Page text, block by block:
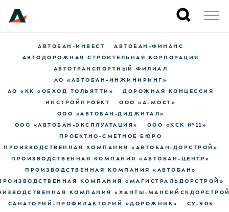
АВТОБАН-ИНВЕСТ АВТОБАН-ФИНАНС
АВТОДОРОЖНАЯ СТРОИТЕЛЬНАЯ КОРПОРАЦИЯ
АВТОТРАНСПОРТНЫЙ ФИЛИАЛ
АО «АВТОБАН-ИНЖИНИРИНГ»
АО «КК «ОБХОД ТОЛЬЯТТИ» ДОРОЖНАЯ КОНЦЕССИЯ
ИНСТРОЙПРОЕКТ ООО «А-МОСТ»
ООО «АВТОБАН-ДИДЖИТАЛ»
ООО «АВТОБАН-ЭКСПЛУАТАЦИЯ» ООО «КСК №11»
ПРОЕКТНО-СМЕТНОЕ БЮРО
ПРОИЗВОДСТВЕННАЯ КОМПАНИЯ «АВТОБАН-ДОРСТРОЙ»
ПРОИЗВОДСТВЕННАЯ КОМПАНИЯ «АВТОБАН-ЦЕНТР»
ПРОИЗВОДСТВЕННАЯ КОМПАНИЯ «АВТОБАН»
КОМПАНИЯ «МАГИСТРАЛЬДОРСТРОЙ»
КОМПАНИЯ «ХАНТЫ-
САНАТОРИЙ-ПРОФИЛАКТОРИЙ «ДОРОЖНИК» СУ-905